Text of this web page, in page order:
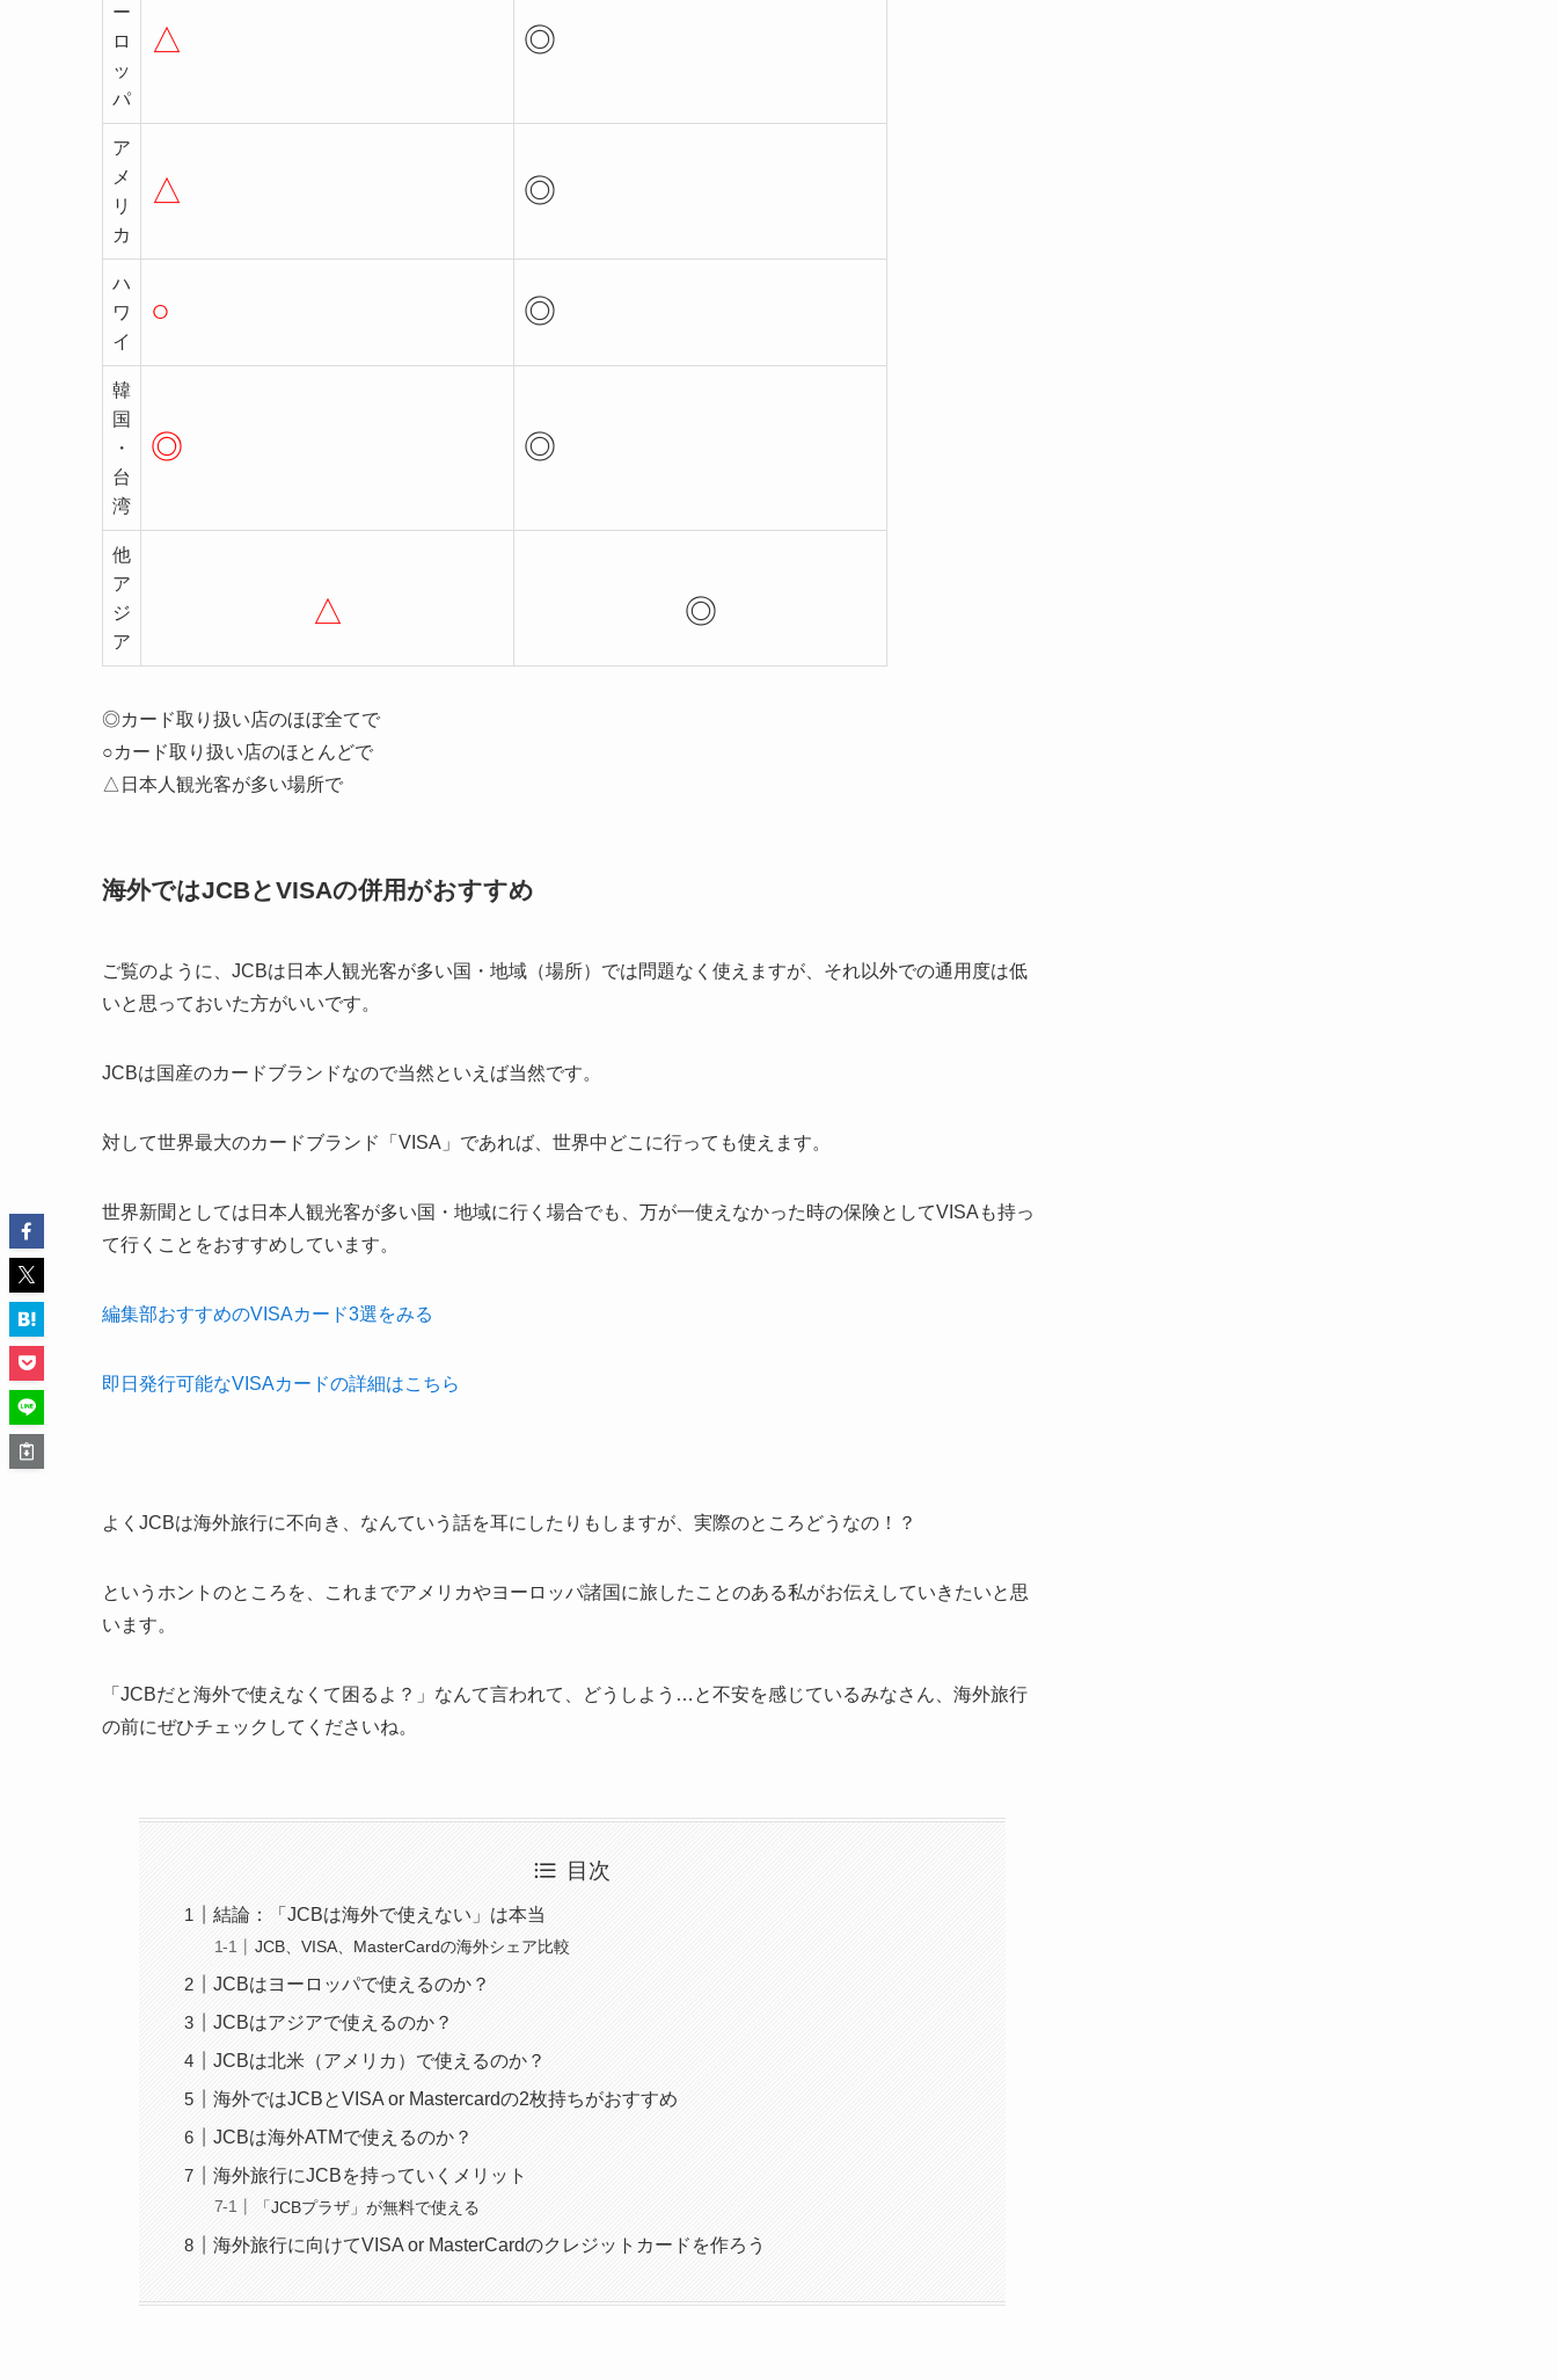
ー
ロ
ッ
パ
△ ◎
ア
メ
リ
カ
△ ◎
ハ
ワ
イ
○ ◎
韓
国
・
台
湾
◎ ◎
他
ア
ジ
ア
△ ◎
◎カード取り扱い店のほぼ全てで
○カード取り扱い店のほとんどで
△日本人観光客が多い場所で
海外ではJCBとVISAの併用がおすすめ
ご覧のように、JCBは日本人観光客が多い国・地域（場所）では問題なく使えますが、 それ以外での通用度は低
いと思っておいた方がいいです。
JCBは国産のカードブランドなので当然といえば当然です。
対して世界最大のカードブランド「VISA」であれば、世界中どこに行っても使えます。
世界新聞としては日本人観光客が多い国・地域に行く場合でも、 万が一使えなかった時の保険としてVISAも持っ
て行くことをおすすめしています。
編集部おすすめのVISAカード3選をみる
即日発行可能なVISAカードの詳細はこちら
よくJCBは海外旅行に不向き、なんていう話を耳にしたりもしますが、実際のところどうなの！？
というホントのところを、これまでアメリカやヨーロッパ諸国に旅したことのある私がお伝えしていきたいと思
います。
「JCBだと海外で使えなくて困るよ？」なんて言われて、どうしよう…と不安を感じているみなさん、海外旅行
の前にぜひチェックしてくださいね。
目次
結論：「JCBは海外で使えない」は本当
JCB、VISA、MasterCardの海外シェア比較
JCBはヨーロッパで使えるのか？
JCBはアジアで使えるのか？
JCBは北米（アメリカ）で使えるのか？
海外ではJCBとVISA or Mastercardの2枚持ちがおすすめ
JCBは海外ATMで使えるのか？
海外旅行にJCBを持っていくメリット
「JCBプラザ」が無料で使える
海外旅行に向けてVISA or MasterCardのクレジットカードを作ろう